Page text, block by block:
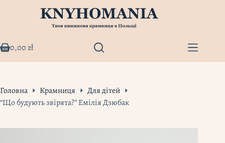
Кошик
0,00zł
Головна Крамниця
Для дітей
“Що будують звірята?” Емілія Дзюбак